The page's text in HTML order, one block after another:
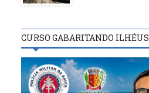
CURSO GABARITANDO ILHÉUS